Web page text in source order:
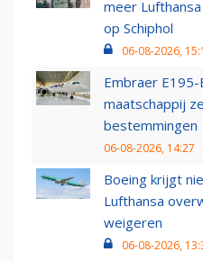
meer
op Schiphol
06-08-2026,
Embraer E195-
maatschappij
bestemmingen
06-08-2026, 14:27
Boeing krijgt
Lufthansa
weigeren
06-08-2026,